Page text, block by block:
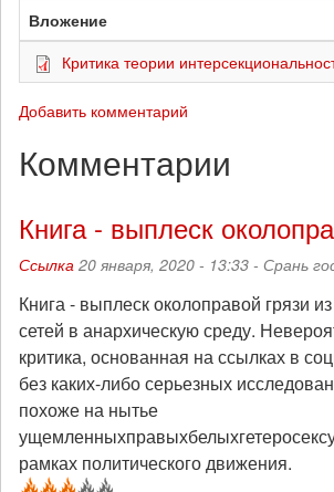
Вложение
Критика теории
Добавить комментарий
Комментарии
Книга - выплеск
Ссылка 20 января, 2020 - 13:33 - Срань
Книга - выплеск околоправой грязи
сетей в анархическую среду.
критика, основанная на ссылках в
без каких-либо серьезных
похоже на нытье
рамках политического движения.